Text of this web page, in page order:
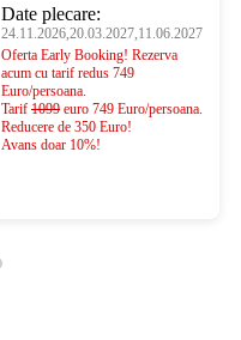
Date plecare:
24.11.2026,20.03.2027,11.06.2027
Oferta Early Booking! Rezerva
acum cu tarif redus 749
Euro/persoana.
Tarif 1099 euro 749 Euro/persoana.
Reducere de 350 Euro!
Avans doar 10%!